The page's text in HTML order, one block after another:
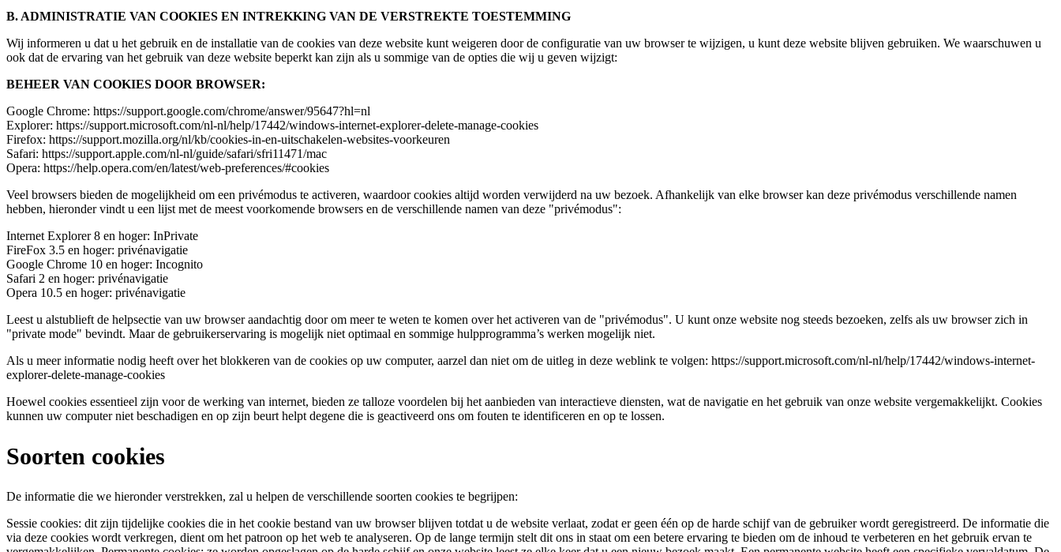
B. ADMINISTRATIE VAN COOKIES EN INTREKKING VAN DE VERSTREKTE TOESTEMMING
Wij informeren u dat u het gebruik en de installatie van de cookies van deze website kunt weigeren door de configuratie van uw browser te wijzigen, u kunt deze website blijven gebruiken. We waarschuwen u
ook dat de ervaring van het gebruik van deze website beperkt kan zijn als u sommige van de opties die wij u geven wijzigt:
BEHEER VAN COOKIES DOOR BROWSER:
Google Chrome: https://support.google.com/chrome/answer/95647?hl=nl
Explorer: https://support.microsoft.com/nl-nl/help/17442/windows-internet-explorer-delete-manage-cookies
Firefox: https://support.mozilla.org/nl/kb/cookies-in-en-uitschakelen-websites-voorkeuren
Safari: https://support.apple.com/nl-nl/guide/safari/sfri11471/mac
Opera: https://help.opera.com/en/latest/web-preferences/#cookies
Veel browsers bieden de mogelijkheid om een privémodus te activeren, waardoor cookies altijd worden verwijderd na uw bezoek. Afhankelijk van elke browser kan deze privémodus verschillende namen
hebben, hieronder vindt u een lijst met de meest voorkomende browsers en de verschillende namen van deze "privémodus":
Internet Explorer 8 en hoger: InPrivate
FireFox 3.5 en hoger: privénavigatie
Google Chrome 10 en hoger: Incognito
Safari 2 en hoger: privénavigatie
Opera 10.5 en hoger: privénavigatie
Leest u alstublieft de helpsectie van uw browser aandachtig door om meer te weten te komen over het activeren van de "privémodus". U kunt onze website nog steeds bezoeken, zelfs als uw browser zich in
"private mode" bevindt. Maar de gebruikerservaring is mogelijk niet optimaal en sommige hulpprogramma’s werken mogelijk niet.
Als u meer informatie nodig heeft over het blokkeren van de cookies op uw computer, aarzel dan niet om de uitleg in deze weblink te volgen: https://support.microsoft.com/nl-nl/help/17442/windows-internet-
explorer-delete-manage-cookies
Hoewel cookies essentieel zijn voor de werking van internet, bieden ze talloze voordelen bij het aanbieden van interactieve diensten, wat de navigatie en het gebruik van onze website vergemakkelijkt. Cookies
kunnen uw computer niet beschadigen en op zijn beurt helpt degene die is geactiveerd ons om fouten te identificeren en op te lossen.
Soorten cookies
De informatie die we hieronder verstrekken, zal u helpen de verschillende soorten cookies te begrijpen:
Sessie cookies: dit zijn tijdelijke cookies die in het cookie bestand van uw browser blijven totdat u de website verlaat, zodat er geen één op de harde schijf van de gebruiker wordt geregistreerd. De informatie die
via deze cookies wordt verkregen, dient om het patroon op het web te analyseren. Op de lange termijn stelt dit ons in staat om een betere ervaring te bieden om de inhoud te verbeteren en het gebruik ervan te